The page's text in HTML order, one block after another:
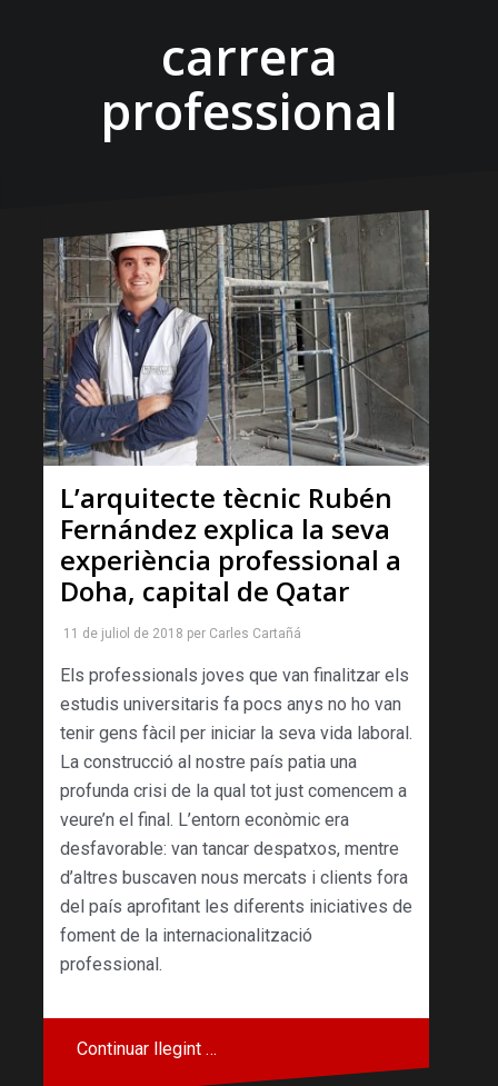
carrera
professional
L’arquitecte tècnic Rubén
Fernández explica la seva
experiència professional a
Doha, capital de Qatar
11 de juliol de 2018 per Carles Cartañá
Els professionals joves que van finalitzar els
estudis universitaris fa pocs anys no ho van
tenir gens fàcil per iniciar la seva vida laboral.
La construcció al nostre país patia una
profunda crisi de la qual tot just comencem a
veure’n el final. L’entorn econòmic era
desfavorable: van tancar despatxos, mentre
d’altres buscaven nous mercats i clients fora
del país aprofitant les diferents iniciatives de
foment de la internacionalització
professional.
Continuar llegint …